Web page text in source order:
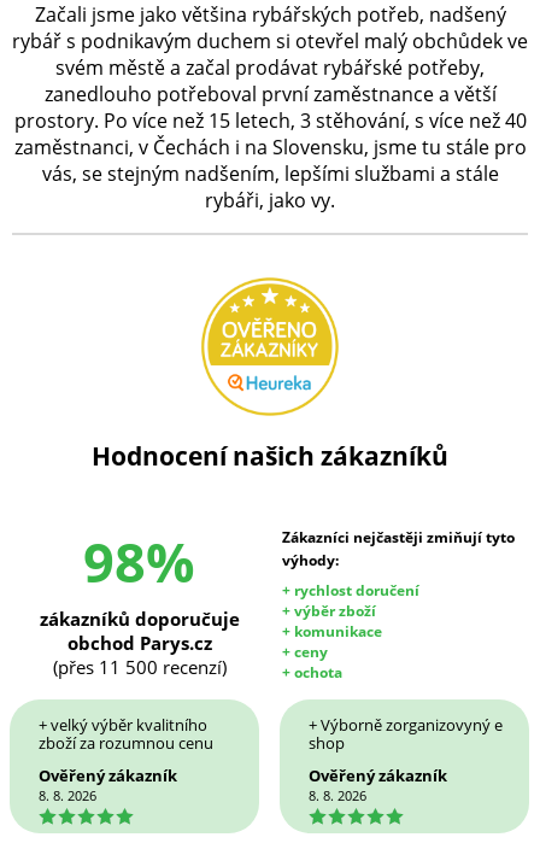
Začali jsme jako většina rybářských potřeb, nadšený
rybář s podnikavým duchem si otevřel malý obchůdek ve
svém městě a začal prodávat rybářské potřeby,
zanedlouho potřeboval první zaměstnance a větší
prostory. Po více než 15 letech, 3 stěhování, s více než 40
zaměstnanci, v Čechách i na Slovensku, jsme tu stále pro
vás, se stejným nadšením, lepšími službami a stále
rybáři, jako vy.
Hodnocení našich zákazníků
98%
Zákazníci nejčastěji zmiňují tyto
výhody:
+ rychlost doručení
+ výběr zboží
+ komunikace
+ ceny
+ ochota
zákazníků doporučuje
obchod Parys.cz
(přes 11 500 recenzí)
+ velký výběr kvalitního
zboží za rozumnou cenu
Ověřený zákazník
8. 8. 2026
5
+ Výborně zorganizovyný e
shop
Ověřený zákazník
8. 8. 2026
5